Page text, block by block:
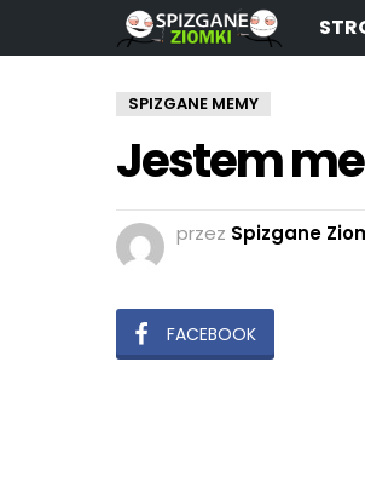
SPIZGANE MEMY
Jestem
przez Spizgane
FACEBOOK